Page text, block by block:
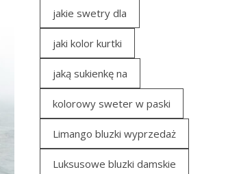
jakie swetry dla
jaki kolor kurtki
jaką sukienkę na
kolorowy sweter w paski
Limango bluzki wyprzedaż
Luksusowe bluzki damskie